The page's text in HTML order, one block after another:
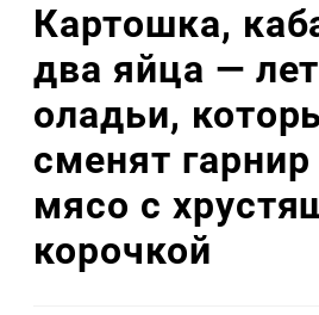
Картошка,
два яйца —
оладьи,
сменят
мясо с
корочкой